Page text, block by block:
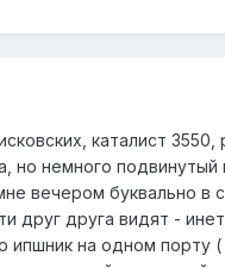
каталист
немного
вечером буквально
друг друга видят -
ипшник на одном